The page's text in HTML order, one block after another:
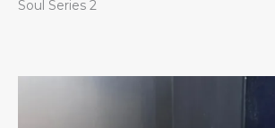
Soul Series 2